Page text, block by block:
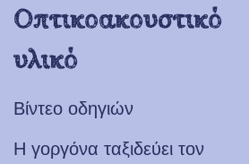
Οπτικοακουστικό
υλικό
Βίντεο οδηγιών
Η γοργόνα ταξιδεύει τον